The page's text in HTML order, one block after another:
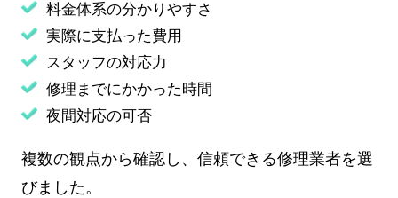
料金体系の分かりやすさ
実際に支払った費用
スタッフの対応力
修理までにかかった時間
夜間対応の可否
複数の観点から確認し、信頼できる修理業者を選
びました。